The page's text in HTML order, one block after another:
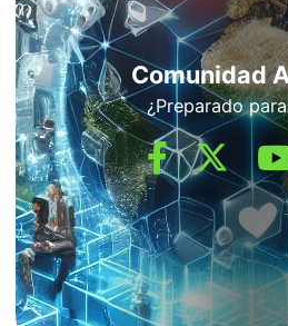
Comunidad
¿Preparado